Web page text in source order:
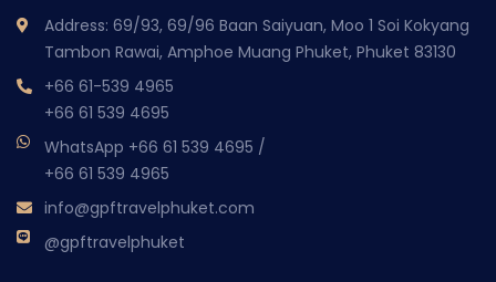
Address: 69/93, 69/96 Baan Saiyuan, Moo 1 Soi Kokyang
Tambon Rawai, Amphoe Muang Phuket, Phuket 83130
+66 61-539 4965
+66 61 539 4695
WhatsApp +66 61 539 4695 /
+66 61 539 4965
info@gpftravelphuket.com
@gpftravelphuket